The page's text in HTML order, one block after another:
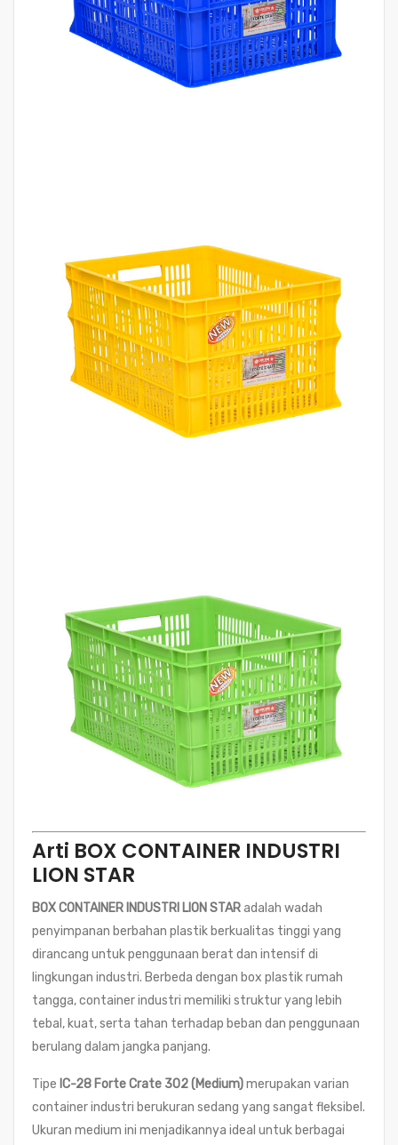
Arti BOX CONTAINER INDUSTRI
LION STAR
BOX CONTAINER INDUSTRI LION STARadalah wadah
penyimpanan berbahan plastik berkualitas tinggi yang
dirancang untuk penggunaan berat dan intensif di
lingkungan industri. Berbeda dengan box plastik rumah
tangga, container industri memiliki struktur yang lebih
tebal, kuat, serta tahan terhadap beban dan penggunaan
berulang dalam jangka panjang.
Tipe IC-28 Forte Crate 302 (Medium)merupakan varian
container industri berukuran sedang yang sangat fleksibel.
Ukuran medium ini menjadikannya ideal untuk berbagai